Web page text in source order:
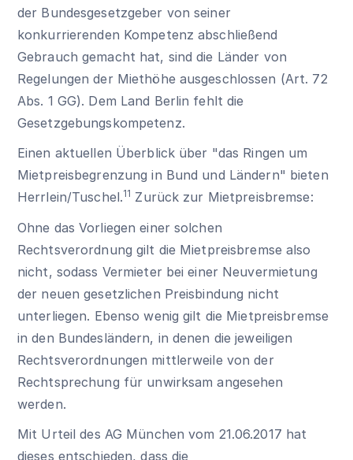
der Bundesgesetzgeber von seiner
konkurrierenden Kompetenz abschließend
Gebrauch gemacht hat, sind die Länder von
Regelungen der Miethöhe ausgeschlossen (Art. 72
Abs. 1 GG). Dem Land Berlin fehlt die
Gesetzgebungskompetenz.
Einen aktuellen Überblick über "das Ringen um
Mietpreisbegrenzung in Bund und Ländern" bieten
Herrlein/Tuschel.11 Zurück zur Mietpreisbremse:
Ohne das Vorliegen einer solchen
Rechtsverordnung gilt die Mietpreisbremse also
nicht, sodass Vermieter bei einer Neuvermietung
der neuen gesetzlichen Preisbindung nicht
unterliegen. Ebenso wenig gilt die Mietpreisbremse
in den Bundesländern, in denen die jeweiligen
Rechtsverordnungen mittlerweile von der
Rechtsprechung für unwirksam angesehen
werden.
Mit Urteil des AG München vom 21.06.2017 hat
dieses entschieden, dass die